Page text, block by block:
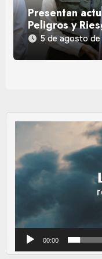
Presentan
Peligros y
5 de agosto
Reproductor
vídeo
00:00